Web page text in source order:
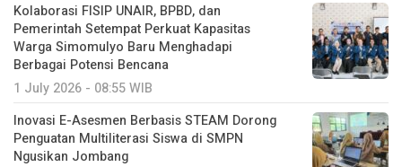
Kolaborasi FISIP UNAIR, BPBD, dan
Pemerintah Setempat Perkuat Kapasitas
Warga Simomulyo Baru Menghadapi
Berbagai Potensi Bencana
1 July 2026 - 08:55 WIB
Inovasi E-Asesmen Berbasis STEAM Dorong
Penguatan Multiliterasi Siswa di SMPN
Ngusikan Jombang